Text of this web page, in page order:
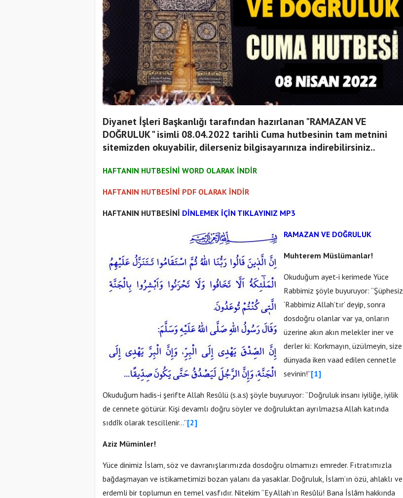
Diyanet İşleri Başkanlığı tarafından hazırlanan "RAMAZAN VE
DOĞRULUK " isimli 08.04.2022 tarihli Cuma hutbesinin tam metnini
sitemizden okuyabilir, dilerseniz bilgisayarınıza indirebilirsiniz..
HAFTANIN HUTBESİNİ WORD OLARAK İNDİR
HAFTANIN HUTBESİNİ PDF OLARAK İNDİR
HAFTANIN HUTBESİNİ DİNLEMEK İÇİN TIKLAYINIZ MP3
RAMAZAN VE DOĞRULUK
Muhterem Müslümanlar!
Okuduğum ayet-i kerimede Yüce
Rabbimiz şöyle buyuruyor: “Şüphesiz
‘Rabbimiz Allah’tır’ deyip, sonra
dosdoğru olanlar var ya, onların
üzerine akın akın melekler iner ve
derler ki: Korkmayın, üzülmeyin, size
dünyada iken vaad edilen cennetle
sevinin!”[1]
Okuduğum hadis-i şerifte Allah Resûlü (s.a.s) şöyle buyuruyor: “Doğruluk insanı iyiliğe, iyilik
de cennete götürür. Kişi devamlı doğru söyler ve doğruluktan ayrılmazsa Allah katında
sıddîk olarak tescillenir…”[2]
Aziz Müminler!
Yüce dinimiz İslam, söz ve davranışlarımızda dosdoğru olmamızı emreder. Fıtratımızla
bağdaşmayan ve istikametimizi bozan yalanı da yasaklar. Doğruluk, İslam’ın özü, ahlaklı ve
erdemli bir toplumun en temel vasfıdır. Nitekim “Ey Allah’ın Resûlü! Bana İslâm hakkında